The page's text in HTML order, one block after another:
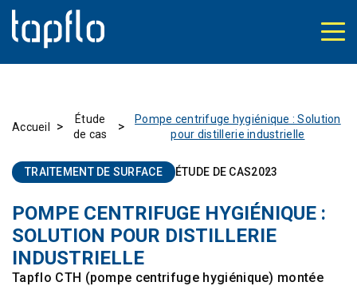
Accueil >
Étude
de cas
>
Pompe centrifuge hygiénique : Solution
pour distillerie industrielle
TRAITEMENT DE SURFACE ÉTUDE DE CAS2023
POMPE CENTRIFUGE HYGIÉNIQUE :
SOLUTION POUR DISTILLERIE
INDUSTRIELLE
Tapflo CTH (pompe centrifuge hygiénique) montée